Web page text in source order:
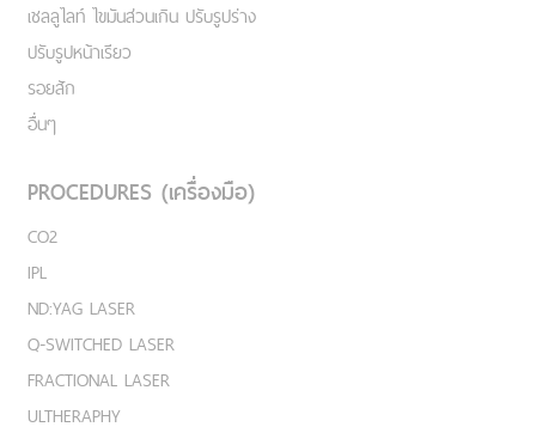
เชลลูไลท์ ไขมันส่วนเกิน ปรับรูปร่าง
ปรับรูปหน้าเรียว
รอยสัก
อื่นๆ
PROCEDURES (เครื่องมือ)
CO2
IPL
ND:YAG LASER
Q-SWITCHED LASER
FRACTIONAL LASER
ULTHERAPHY